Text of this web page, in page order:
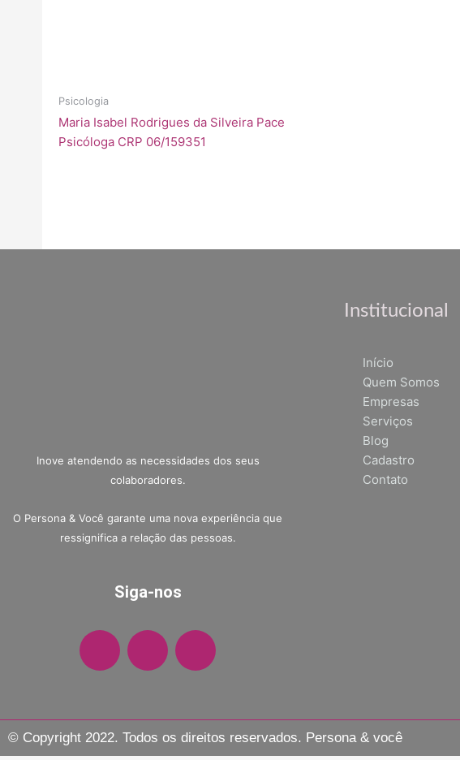
Psicologia
Maria Isabel Rodrigues da Silveira Pace
Psicóloga CRP 06/159351
Inove atendendo as necessidades dos seus
colaboradores.
O Persona & Você garante uma nova experiência que
ressignifica a relação das pessoas.
Siga-nos
F
b
o
I
a
g
W
s
a
Institucional
Início
Quem Somos
Empresas
Serviços
Blog
Cadastro
Contato
© Copyright 2022. Todos os direitos reservados. Persona & você